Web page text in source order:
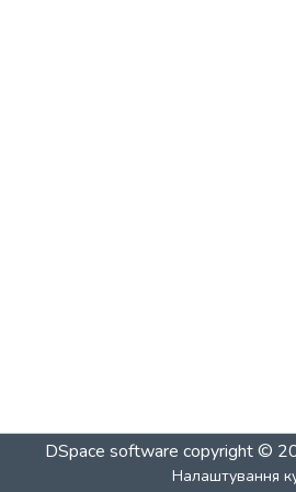
DSpace software copyright ©
Налаштування